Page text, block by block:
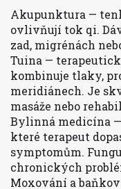
Akupunktura —
ovlivňují tok qi.
zad, migrénách
Tuina —
kombinuje tlaky,
meridiánech. Je
masáže nebo
Bylinná medicína
které terapeut
symptomům.
chronických
Moxování a